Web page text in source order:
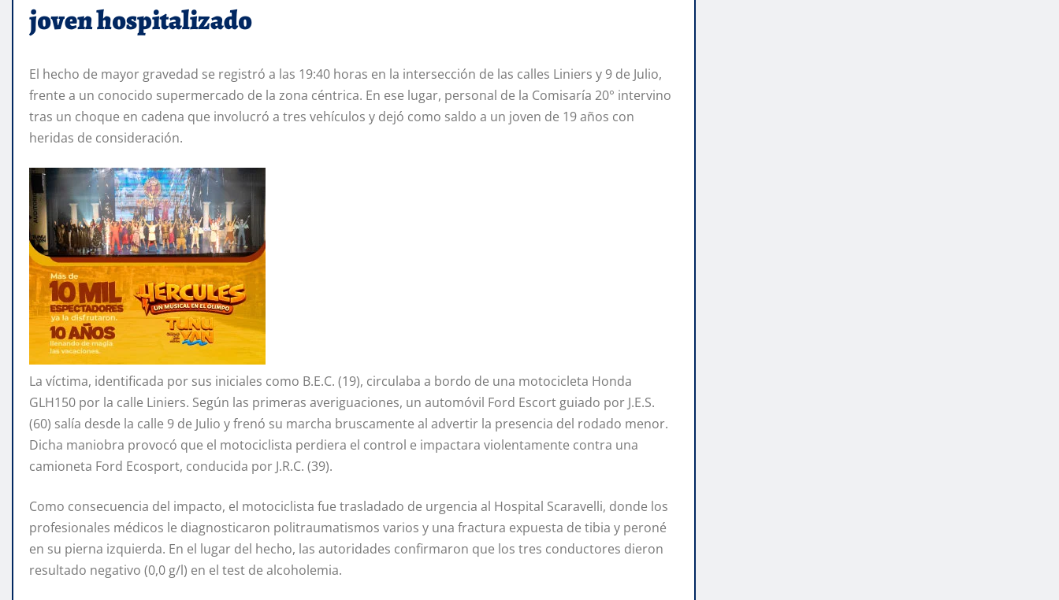
joven hospitalizado
El hecho de mayor gravedad se registró a las 19:40 horas en la intersección de las calles Liniers y 9 de Julio,
frente a un conocido supermercado de la zona céntrica. En ese lugar, personal de la Comisaría 20° intervino
tras un choque en cadena que involucró a tres vehículos y dejó como saldo a un joven de 19 años con
heridas de consideración.
La víctima, identificada por sus iniciales como B.E.C. (19), circulaba a bordo de una motocicleta Honda
GLH150 por la calle Liniers. Según las primeras averiguaciones, un automóvil Ford Escort guiado por J.E.S.
(60) salía desde la calle 9 de Julio y frenó su marcha bruscamente al advertir la presencia del rodado menor.
Dicha maniobra provocó que el motociclista perdiera el control e impactara violentamente contra una
camioneta Ford Ecosport, conducida por J.R.C. (39).
Como consecuencia del impacto, el motociclista fue trasladado de urgencia al Hospital Scaravelli, donde los
profesionales médicos le diagnosticaron politraumatismos varios y una fractura expuesta de tibia y peroné
en su pierna izquierda. En el lugar del hecho, las autoridades confirmaron que los tres conductores dieron
resultado negativo (0,0 g/l) en el test de alcoholemia.